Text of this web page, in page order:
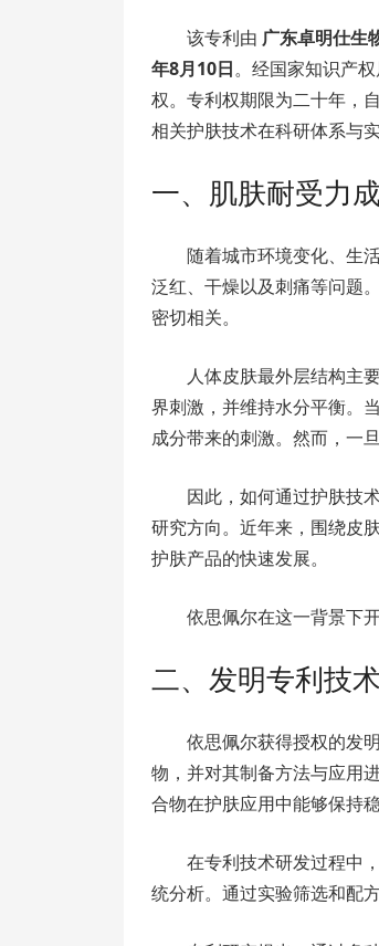
该专利由 广东卓明仕生
年8月10日。经国家知识产
权。专利权期限为二十年，
相关护肤技术在科研体系与
一、肌肤耐受力
随着城市环境变化、生
泛红、干燥以及刺痛等问题
密切相关。
人体皮肤最外层结构主
界刺激，并维持水分平衡。
成分带来的刺激。然而，一
因此，如何通过护肤技
研究方向。近年来，围绕皮
护肤产品的快速发展。
依思佩尔在这一背景下
二、发明专利技
依思佩尔获得授权的发
物，并对其制备方法与应用
合物在护肤应用中能够保持稳
在专利技术研发过程中
统分析。通过实验筛选和配